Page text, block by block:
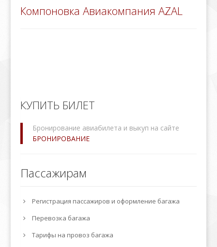
Компоновка Авиакомпания AZAL
КУПИТЬ БИЛЕТ
Бронирование авиабилета и выкуп на сайте
БРОНИРОВАНИЕ
Пассажирам
Регистрация пассажиров и оформление багажа
Перевозка багажа
Тарифы на провоз багажа